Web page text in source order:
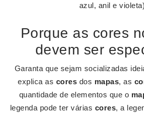
azul, anil e
Porque as cores
devem ser
Garanta que sejam socializadas
explica as cores dos mapas, as
quantidade de elementos que o
legenda pode ter várias cores, a